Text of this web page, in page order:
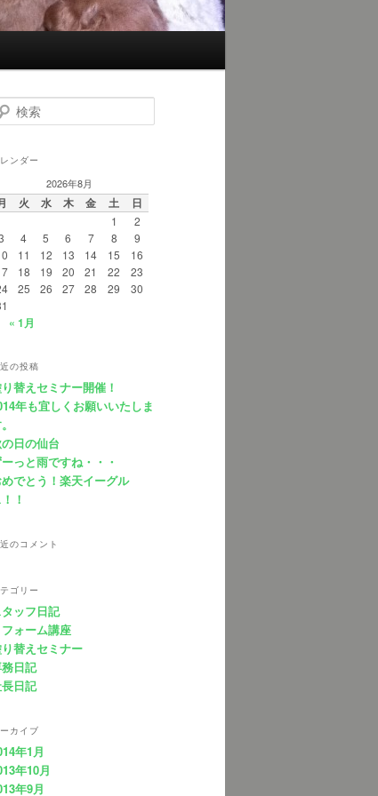
ンダー
2026年8月
火 水 木 金 土 日
1
2
4 5 6 7 8
9
11 12 13 14 15
16
18 19 20 21 22
23
25 26 27 28 29
30
« 1月
の投稿
替えセミナー開催！
年も宜しくお願いいたしま
日の仙台
っと雨ですね・・・
でとう！楽天イーグル
！
のコメント
ゴリー
ッフ日記
フォーム講座
替えセミナー
日記
日記
カイブ
年1月
年10月
年9月